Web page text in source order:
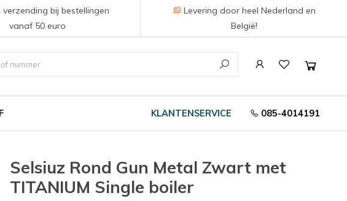
verzending bij bestellingen
vanaf 50 euro
Levering door heel Nederland en
België!
085-4014191
KLANTENSERVICE
Selsiuz Rond Gun Metal Zwart met
TITANIUM Single boiler